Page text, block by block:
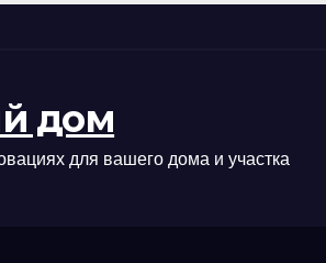
дом
для вашего дома и участка